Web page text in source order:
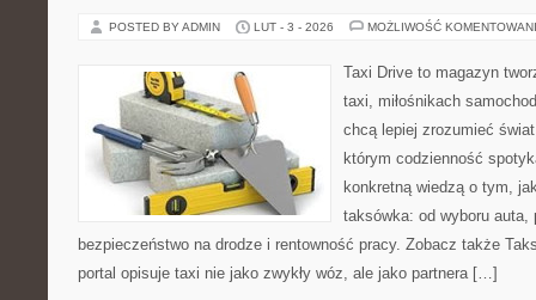
POSTED BY ADMIN LUT - 3 - 2026 MOŻLIWOŚĆ
Taxi Drive to magazyn
taxi, miłośnikach
chcą lepiej zrozumieć
którym codzienność
konkretną wiedzą o tym,
taksówka: od wyboru auta,
bezpieczeństwo na drodze i rentowność pracy. Zobacz także
portal opisuje taxi nie jako zwykły wóz, ale jako partnera […]